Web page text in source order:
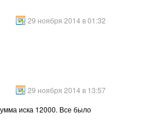
29 ноября 2014 в 01:32
29 ноября 2014 в 13:57
иска 12000. Все было